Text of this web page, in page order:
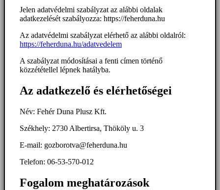
Jelen adatvédelmi szabályzat az alábbi oldalak
adatkezelését szabályozza: https://feherduna.hu
Az adatvédelmi szabályzat elérhető az alábbi oldalról:
https://feherduna.hu/adatvedelem
A szabályzat módosításai a fenti címen történő
közzététellel lépnek hatályba.
Az adatkezelő és elérhetőségei
Név: Fehér Duna Plusz Kft.
Székhely: 2730 Albertirsa, Thököly u. 3
E-mail: gozborotva@feherduna.hu
Telefon: 06-53-570-012
Fogalom meghatározások